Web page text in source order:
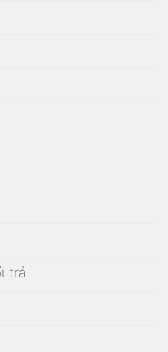
trả